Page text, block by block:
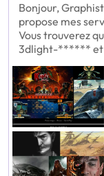
Bonjour,
propose mes
Vous trouverez
3dlight-******